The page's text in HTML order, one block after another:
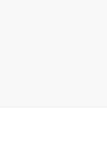
dankt allen, die
auf die Politik und